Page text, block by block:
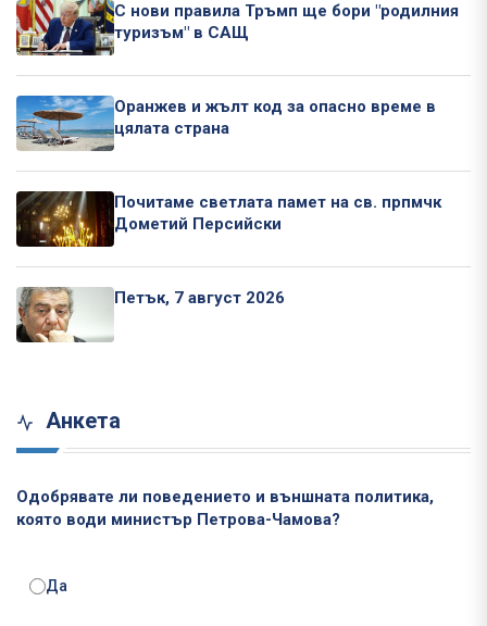
С нови правила Тръмп ще бори "родилния
туризъм" в САЩ
Оранжев и жълт код за опасно време в
цялата страна
Почитаме светлата памет на св. прпмчк
Дометий Персийски
Петък, 7 август 2026
Анкета
Одобрявате ли поведението и външната политика,
която води министър Петрова-Чамова?
Да